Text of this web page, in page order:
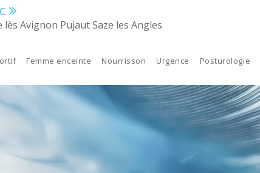
Avignon Pujaut Saze les Angles
Femme enceinte Nourrisson Urgence Posturologie